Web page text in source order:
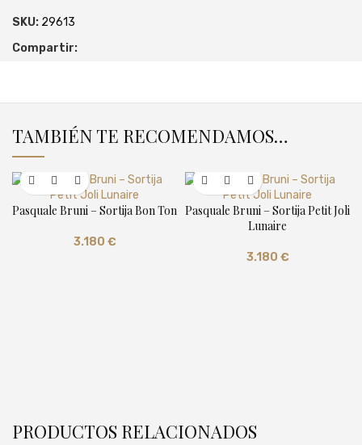
SKU: 29613
Compartir:
TAMBIÉN TE RECOMENDAMOS…
Pasquale Bruni – Sortija Bon Ton
3.180 €
Pasquale Bruni – Sortija Petit Joli
Lunaire
3.180 €
PRODUCTOS RELACIONADOS